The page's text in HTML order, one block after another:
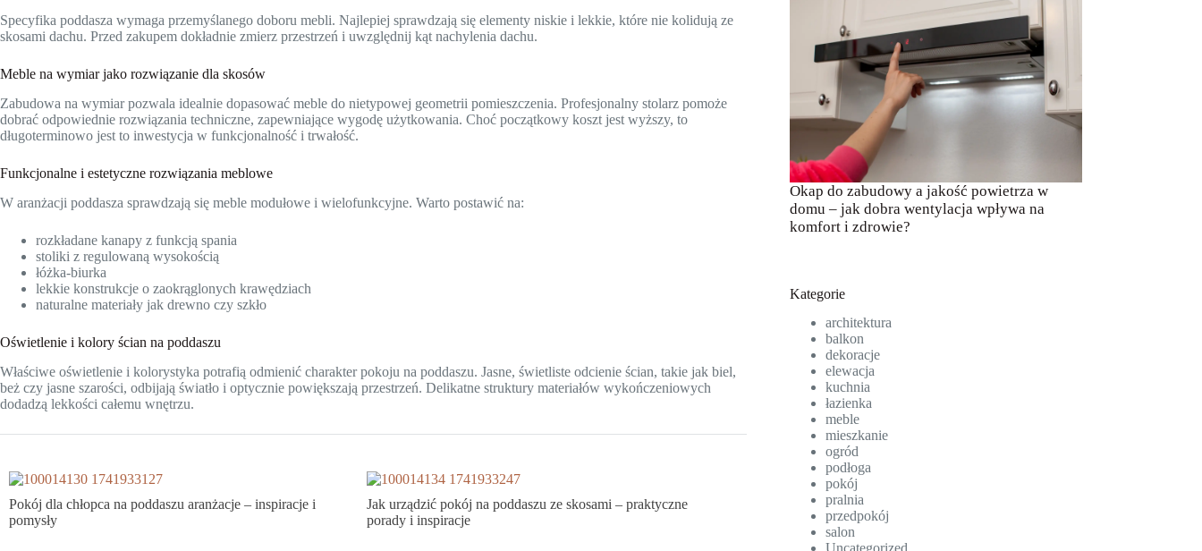
Specyfika poddasza wymaga przemyślanego doboru mebli. Najlepiej sprawdzają się elementy niskie i lekkie, które nie kolidują ze
skosami dachu. Przed zakupem dokładnie zmierz przestrzeń i uwzględnij kąt nachylenia dachu.
Meble na wymiar jako rozwiązanie dla skosów
Zabudowa na wymiar pozwala idealnie dopasować meble do nietypowej geometrii pomieszczenia. Profesjonalny stolarz pomoże
dobrać odpowiednie rozwiązania techniczne, zapewniające wygodę użytkowania. Choć początkowy koszt jest wyższy, to
długoterminowo jest to inwestycja w funkcjonalność i trwałość.
Funkcjonalne i estetyczne rozwiązania meblowe
W aranżacji poddasza sprawdzają się meble modułowe i wielofunkcyjne. Warto postawić na:
rozkładane kanapy z funkcją spania
stoliki z regulowaną wysokością
łóżka-biurka
lekkie konstrukcje o zaokrąglonych krawędziach
naturalne materiały jak drewno czy szkło
Oświetlenie i kolory ścian na poddaszu
Właściwe oświetlenie i kolorystyka potrafią odmienić charakter pokoju na poddaszu. Jasne, świetliste odcienie ścian, takie jak biel,
beż czy jasne szarości, odbijają światło i optycznie powiększają przestrzeń. Delikatne struktury materiałów wykończeniowych
dodadzą lekkości całemu wnętrzu.
Pokój dla chłopca na poddaszu aranżacje – inspiracje i
pomysły
Jak urządzić pokój na poddaszu ze skosami – praktyczne
porady i inspiracje
Okap do zabudowy a jakość powietrza w
domu – jak dobra wentylacja wpływa na
komfort i zdrowie?
Kategorie
architektura
balkon
dekoracje
elewacja
kuchnia
łazienka
meble
mieszkanie
ogród
podłoga
pokój
pralnia
przedpokój
salon